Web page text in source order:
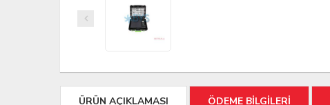
ÜRÜN AÇIKLAMASI ÖDEME BİLGİLERİ